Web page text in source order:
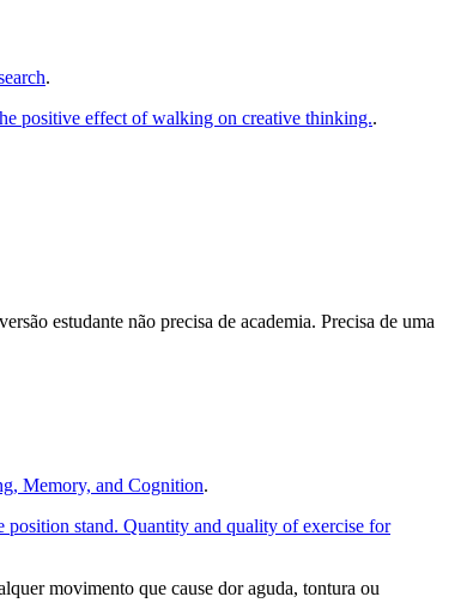
.
positive effect of walking on creative thinking..
estudante não precisa de academia. Precisa de uma
Memory, and Cognition.
stand. Quantity and quality of exercise for
movimento que cause dor aguda, tontura ou